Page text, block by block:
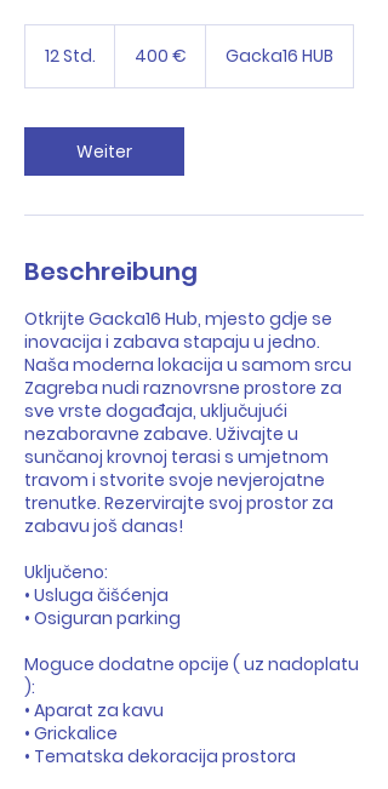
12 Std.
t
d
.
400 € Gacka16 HUB
Weiter
Beschreibung
Otkrijte Gacka16 Hub, mjesto gdje se
inovacija i zabava stapaju u jedno.
Naša moderna lokacija u samom srcu
Zagreba nudi raznovrsne prostore za
sve vrste događaja, uključujući
nezaboravne zabave. Uživajte u
sunčanoj krovnoj terasi s umjetnom
travom i stvorite svoje nevjerojatne
trenutke. Rezervirajte svoj prostor za
zabavu još danas!
Uključeno:
• Usluga čišćenja
• Osiguran parking
Moguce dodatne opcije ( uz nadoplatu
):
• Aparat za kavu
• Grickalice
• Tematska dekoracija prostora